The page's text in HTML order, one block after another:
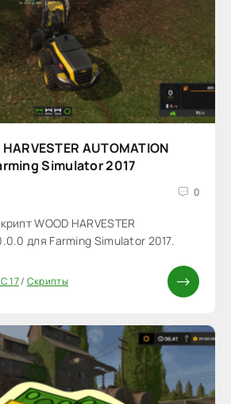
AUTOMATION
Simulator 2017
0
WOOD HARVESTER
для Farming Simulator 2017.
17/ Скрипты